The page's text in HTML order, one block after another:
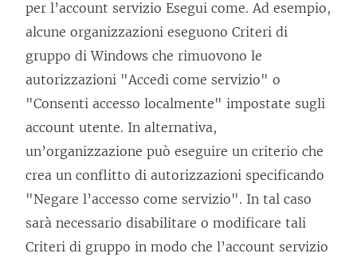
per l’account servizio Esegui come. Ad esempio,
alcune organizzazioni eseguono Criteri di
gruppo di Windows che rimuovono le
autorizzazioni "Accedi come servizio" o
"Consenti accesso localmente" impostate sugli
account utente. In alternativa,
un’organizzazione può eseguire un criterio che
crea un conflitto di autorizzazioni specificando
"Negare l’accesso come servizio". In tal caso
sarà necessario disabilitare o modificare tali
Criteri di gruppo in modo che l’account servizio